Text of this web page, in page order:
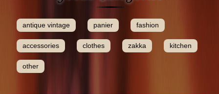
antique vintage panier fashion
accessories clothes zakka kitchen
other